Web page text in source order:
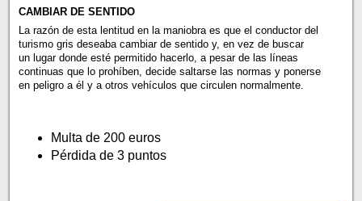
CAMBIAR DE SENTIDO
La razón de esta lentitud en la maniobra es que el conductor del
turismo gris deseaba cambiar de sentido y, en vez de buscar
un lugar donde esté permitido hacerlo, a pesar de las líneas
continuas que lo prohíben, decide saltarse las normas y ponerse
en peligro a él y a otros vehículos que circulen normalmente.
Multa de 200 euros
Pérdida de 3 puntos